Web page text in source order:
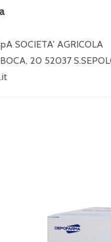
SOCIETA' AGRICOLA
20 52037